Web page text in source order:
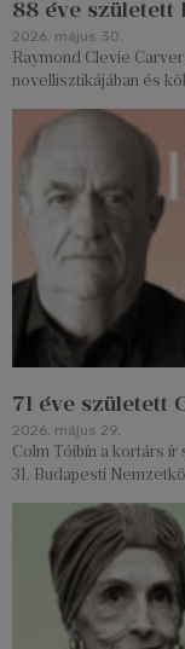
88 éve született
2026. május 30.
Raymond Clevie
novellisztikájában és
71 éve született
2026. május 29.
Colm Tóibín a kortárs
31. Budapesti